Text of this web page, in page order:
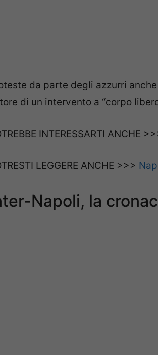
da parte degli azzurri
di un intervento a “corpo
INTERESSARTI ANCHE
LEGGERE ANCHE >>>
Napoli, la